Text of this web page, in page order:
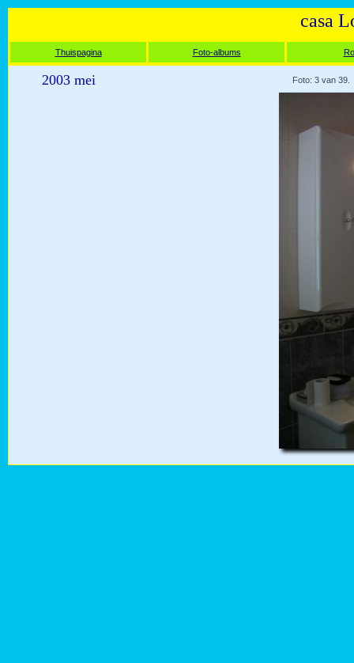
casa
Thuispagina Foto-albums
2003 mei Foto: 3 van 39.